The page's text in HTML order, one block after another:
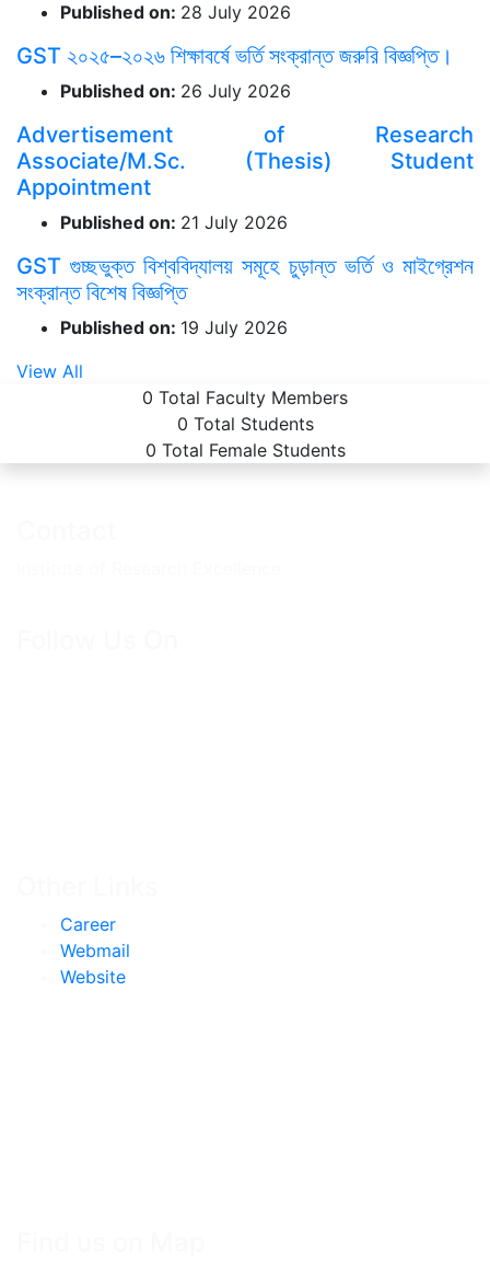
Published on: 28 July 2026
GST ২০২৫–২০২৬ শিক্ষাবর্ষে ভর্তি সংক্রান্ত জরুরি বিজ্ঞপ্তি।
Published on: 26 July 2026
Advertisement of Research
Associate/M.Sc. (Thesis) Student
Appointment
Published on: 21 July 2026
GST গুচ্ছভুক্ত বিশ্ববিদ্যালয় সমূহে চুড়ান্ত ভর্তি ও মাইগ্রেশন
সংক্রান্ত বিশেষ বিজ্ঞপ্তি
Published on: 19 July 2026
View All
0 Total Faculty Members
0 Total Students
0 Total Female Students
Career
Webmail
Website